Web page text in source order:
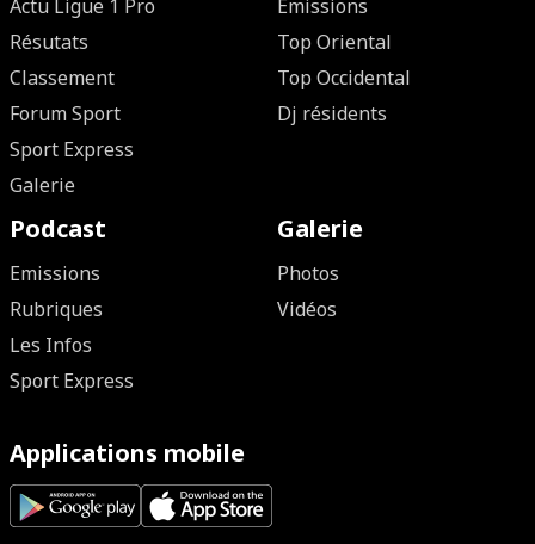
Actu Ligue 1 Pro
Résutats
Classement
Forum Sport
Sport Express
Galerie
Emissions
Top Oriental
Top Occidental
Dj résidents
Podcast
Emissions
Rubriques
Les Infos
Sport Express
Galerie
Photos
Vidéos
Applications mobile